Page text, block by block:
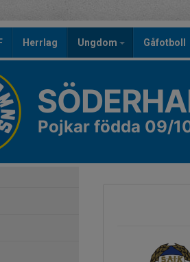
Herrlag Ungdom Gåfotboll
Pojkar födda 09/